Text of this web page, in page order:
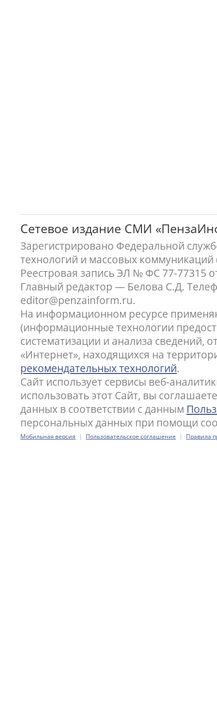
Сетевое издание СМИ
Зарегистрировано Федеральной
технологий и массовых коммуникаций
Реестровая запись ЭЛ № ФС 77-77315
Главный редактор — Белова С.Д.
editor@penzainform.ru.
На информационном ресурсе
(информационные технологии
систематизации и анализа сведений,
«Интернет», находящихся на
рекомендательных технологий.
Сайт использует сервисы веб-
использовать этот Сайт, вы
данных в соответствии с данным
персональных данных при помощи
Мобильная версия | Пользовательское соглашение | Правила